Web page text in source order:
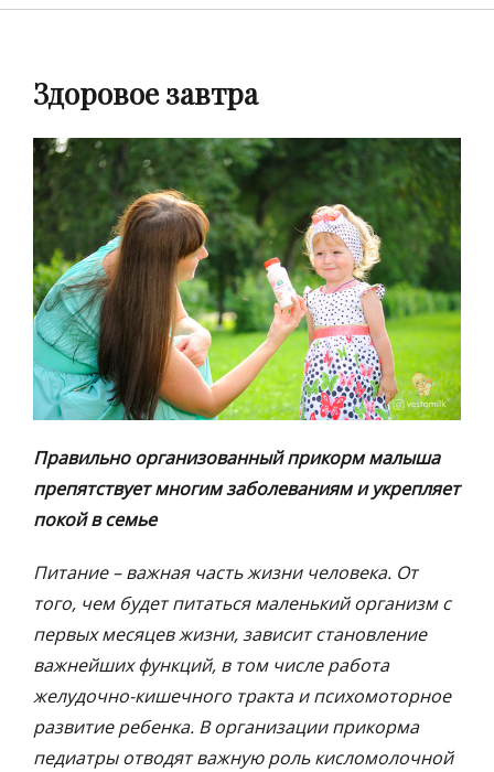
Здоровое завтра
Правильно организованный прикорм малыша
препятствует многим заболеваниям и укрепляет
покой в семье
Питание – важная часть жизни человека. От
того, чем будет питаться маленький организм с
первых месяцев жизни, зависит становление
важнейших функций, в том числе работа
желудочно-кишечного тракта и психомоторное
развитие ребенка. В организации прикорма
педиатры отводят важную роль кисломолочной